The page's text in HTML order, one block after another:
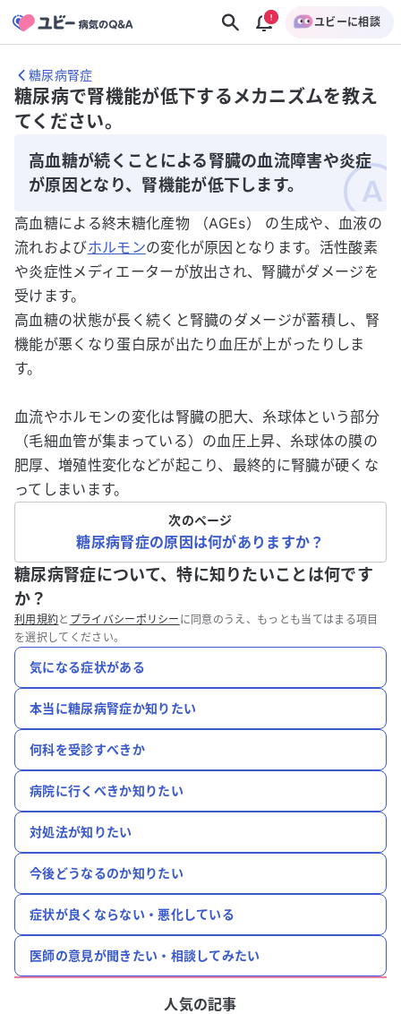
ユビーに相談
糖尿病腎症
糖尿病で腎機能が低下するメカニズムを教え
てください。
高血糖が続くことによる腎臓の血流障害や炎症
が原因となり、腎機能が低下します。
高血糖による終末糖化産物 （AGEs） の生成や、血液の
流れおよびホルモンの変化が原因となります。活性酸素
や炎症性メディエーターが放出され、腎臓がダメージを
受けます。
高血糖の状態が長く続くと腎臓のダメージが蓄積し、腎
機能が悪くなり蛋白尿が出たり血圧が上がったりしま
す。
血流やホルモンの変化は腎臓の肥大、糸球体という部分
（毛細血管が集まっている）の血圧上昇、糸球体の膜の
肥厚、増殖性変化などが起こり、最終的に腎臓が硬くな
ってしまいます。
次のページ
糖尿病腎症の原因は何がありますか？
糖尿病腎症について、特に知りたいことは何です
か？
利用規約と プライバシーポリシー に同意のうえ、もっとも当てはまる項目
を選択してください。
気になる症状がある
本当に糖尿病腎症か知りたい
何科を受診すべきか
病院に行くべきか知りたい
対処法が知りたい
今後どうなるのか知りたい
症状が良くならない・悪化している
医師の意見が聞きたい・相談してみたい
人気の記事